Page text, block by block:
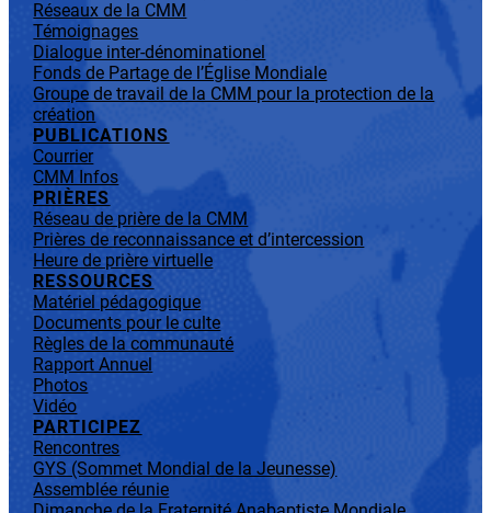
Réseaux de la CMM
Témoignages
Dialogue inter-dénominationel
Fonds de Partage de l’Église Mondiale
Groupe de travail de la CMM pour la protection de la
création
PUBLICATIONS
Courrier
CMM Infos
PRIÈRES
Réseau de prière de la CMM
Prières de reconnaissance et d’intercession
Heure de prière virtuelle
RESSOURCES
Matériel pédagogique
Documents pour le culte
Règles de la communauté
Rapport Annuel
Photos
Vidéo
PARTICIPEZ
Rencontres
GYS (Sommet Mondial de la Jeunesse)
Assemblée réunie